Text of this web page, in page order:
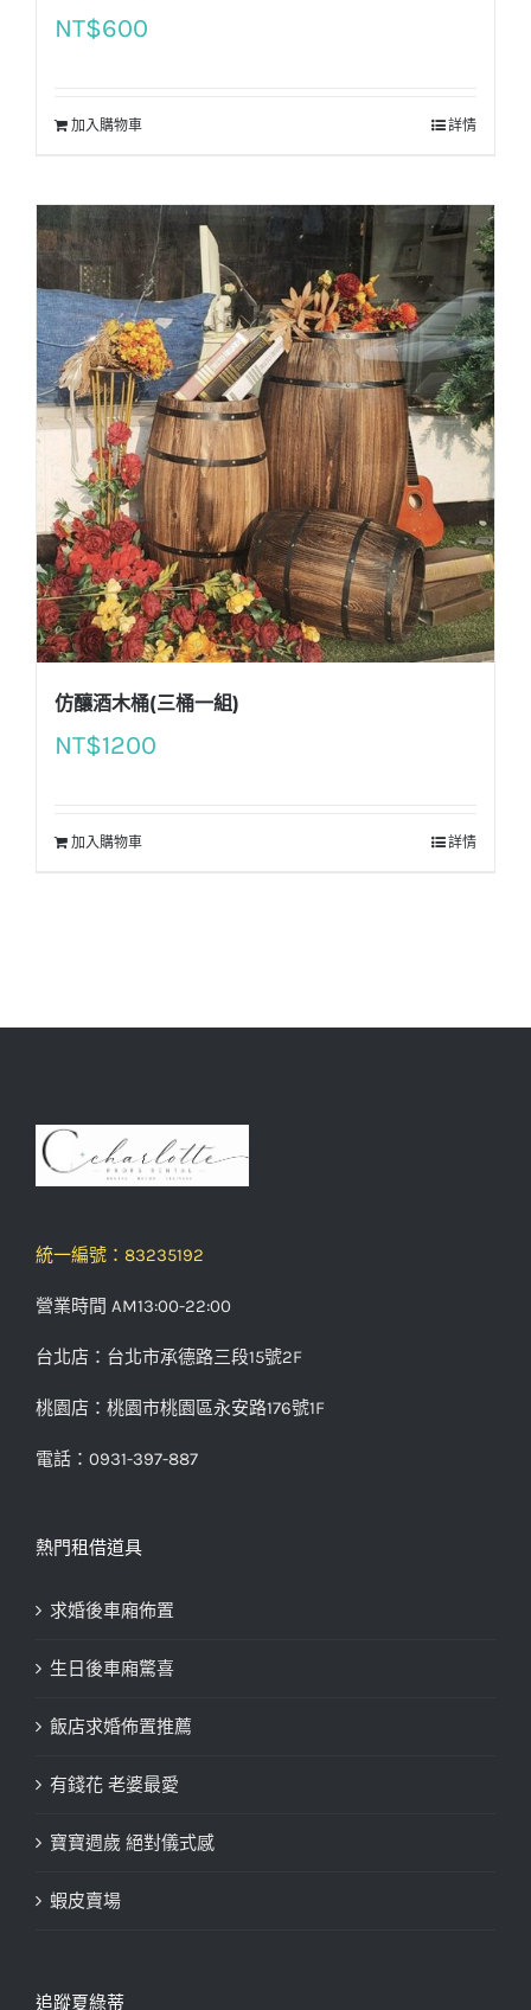
NT$600
加入購物車 詳情
仿釀酒木桶(三桶一組)
NT$1200
加入購物車 詳情
統一編號：83235192
營業時間 AM13:00-22:00
台北店：台北市承德路三段15號2F
桃園店：桃園市桃園區永安路176號1F
電話：0931-397-887
熱門租借道具
求婚後車廂佈置
生日後車廂驚喜
飯店求婚佈置推薦
有錢花 老婆最愛
寶寶週歲 絕對儀式感
蝦皮賣場
追蹤夏綠蒂